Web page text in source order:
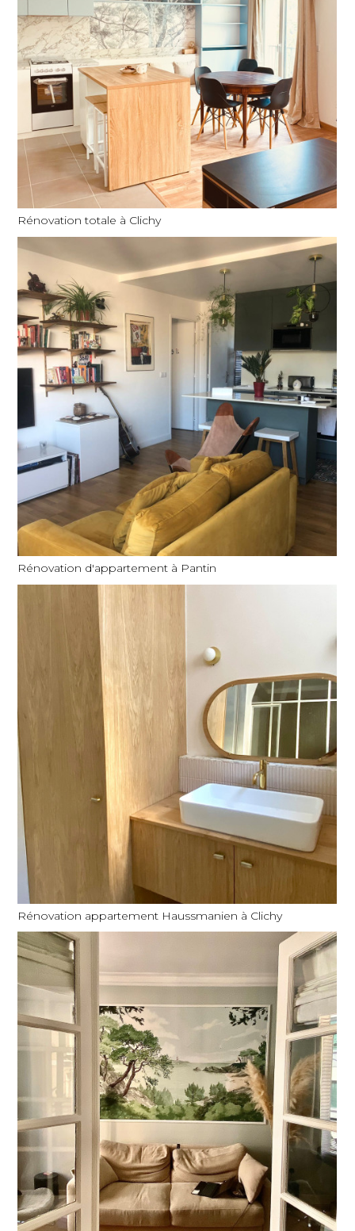
ACCUEIL
À PROPOS
NOS RÉALISATIONS
PRESTATIONS
CONTACT
Rénovation totale à Clichy
Rénovation d'appartement à Pantin
Rénovation appartement Haussmanien à Clichy